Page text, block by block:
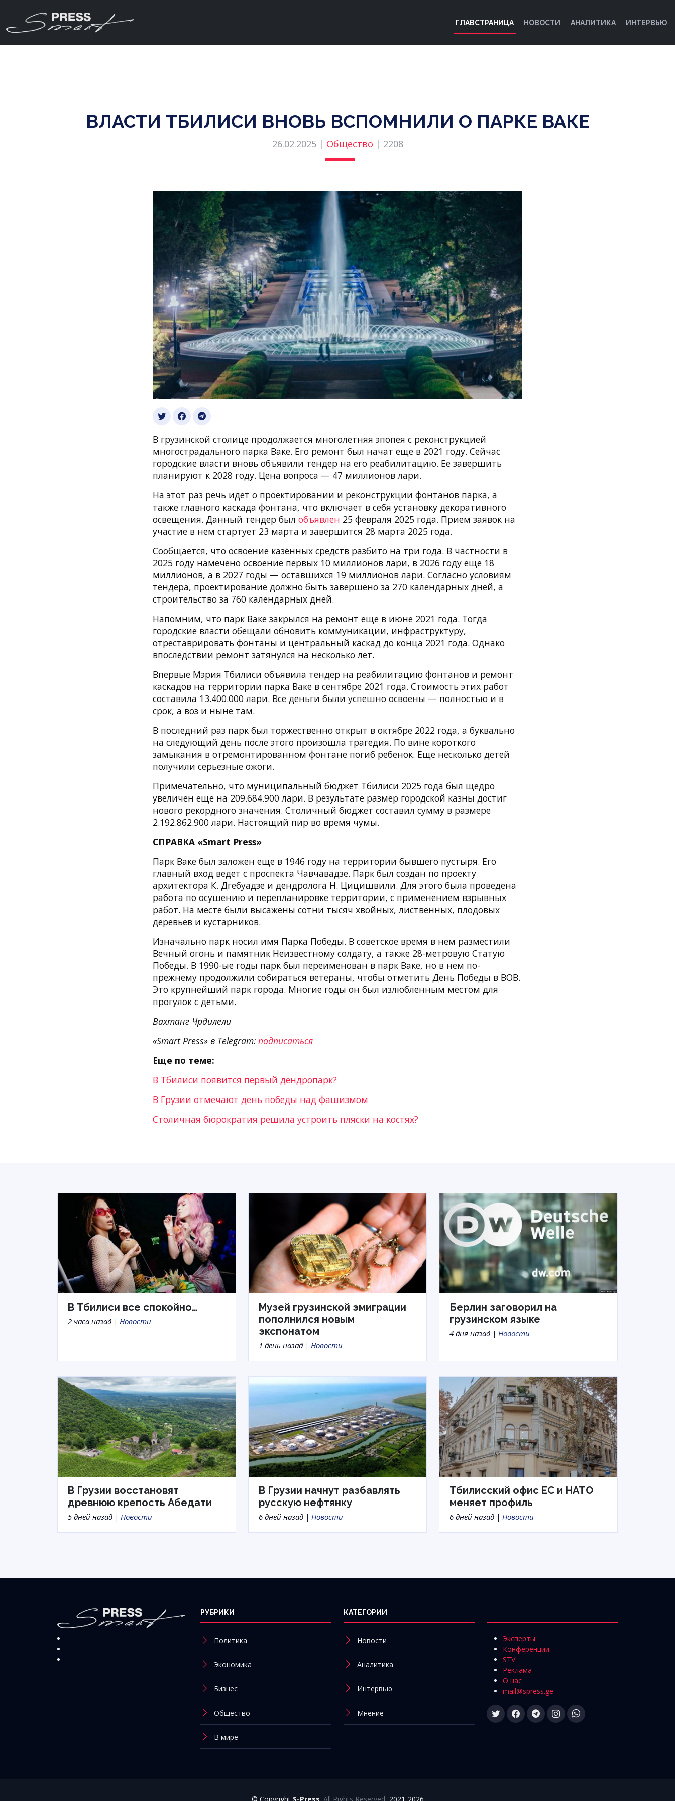
ГЛАВСТРАНИЦА НОВОСТИ АНАЛИТИКА ИНТЕРВЬЮ
ВЛАСТИ ТБИЛИСИ ВНОВЬ ВСПОМНИЛИ О ПАРКЕ ВАКЕ
26.02.2025 | Общество | 2208
В грузинской столице продолжается многолетняя эпопея с реконструкцией
многострадального парка Ваке. Его ремонт был начат еще в 2021 году. Сейчас
городские власти вновь объявили тендер на его реабилитацию. Ее завершить
планируют к 2028 году. Цена вопроса — 47 миллионов лари.
На этот раз речь идет о проектировании и реконструкции фонтанов парка, а
также главного каскада фонтана, что включает в себя установку декоративного
освещения. Данный тендер был объявлен 25 февраля 2025 года. Прием заявок на
участие в нем стартует 23 марта и завершится 28 марта 2025 года.
Сообщается, что освоение казённых средств разбито на три года. В частности в
2025 году намечено освоение первых 10 миллионов лари, в 2026 году еще 18
миллионов, а в 2027 годы — оставшихся 19 миллионов лари. Согласно условиям
тендера, проектирование должно быть завершено за 270 календарных дней, а
строительство за 760 календарных дней.
Напомним, что парк Ваке закрылся на ремонт еще в июне 2021 года. Тогда
городские власти обещали обновить коммуникации, инфраструктуру,
отреставрировать фонтаны и центральный каскад до конца 2021 года. Однако
впоследствии ремонт затянулся на несколько лет.
Впервые Мэрия Тбилиси объявила тендер на реабилитацию фонтанов и ремонт
каскадов на территории парка Ваке в сентябре 2021 года. Стоимость этих работ
составила 13.400.000 лари. Все деньги были успешно освоены — полностью и в
срок, а воз и ныне там.
В последний раз парк был торжественно открыт в октябре 2022 года, а буквально
на следующий день после этого произошла трагедия. По вине короткого
замыкания в отремонтированном фонтане погиб ребенок. Еще несколько детей
получили серьезные ожоги.
Примечательно, что муниципальный бюджет Тбилиси 2025 года был щедро
увеличен еще на 209.684.900 лари. В результате размер городской казны достиг
нового рекордного значения. Столичный бюджет составил сумму в размере
2.192.862.900 лари. Настоящий пир во время чумы.
СПРАВКА «Smart Press»
Парк Ваке был заложен еще в 1946 году на территории бывшего пустыря. Его
главный вход ведет с проспекта Чавчавадзе. Парк был создан по проекту
архитектора К. Дгебуадзе и дендролога Н. Цицишвили. Для этого была проведена
работа по осушению и перепланировке территории, с применением взрывных
работ. На месте были высажены сотни тысяч хвойных, лиственных, плодовых
деревьев и кустарников.
Изначально парк носил имя Парка Победы. В советское время в нем разместили
Вечный огонь и памятник Неизвестному солдату, а также 28-метровую Статую
Победы. В 1990-ые годы парк был переименован в парк Ваке, но в нем по-
прежнему продолжили собираться ветераны, чтобы отметить День Победы в ВОВ.
Это крупнейший парк города. Многие годы он был излюбленным местом для
прогулок с детьми.
Вахтанг Чрдилели
«Smart Press» в Telegram: подписаться
Еще по теме:
В Тбилиси появится первый дендропарк?
В Грузии отмечают день победы над фашизмом
Столичная бюрократия решила устроить пляски на костях?
В Тбилиси все спокойно…
2 часа назад | Новости
Музей грузинской эмиграции
пополнился новым
экспонатом
1 день назад | Новости
Берлин заговорил на
грузинском языке
4 дня назад | Новости
В Грузии восстановят
древнюю крепость Абедати
5 дней назад | Новости
В Грузии начнут разбавлять
русскую нефтянку
6 дней назад | Новости
Тбилисский офис ЕС и НАТО
меняет профиль
6 дней назад | Новости
РУБРИКИ
Политика
Экономика
Бизнес
Общество
В мире
КАТЕГОРИИ
Новости
Аналитика
Интервью
Мнение
Эксперты
Конференции
STV
Реклама
О нас
mail@spress.ge